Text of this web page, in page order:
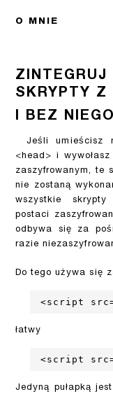
O MNIE
ZINTEGRUJ
SKRYPTY Z
I BEZ NIEGO
Jeśli umieścisz
<head> i
zaszyfrowanym, te
nie zostaną
wszystkie
postaci
odbywa się za
razie
Do tego używa się
<script
łatwy
<script
Jedyną pułapką